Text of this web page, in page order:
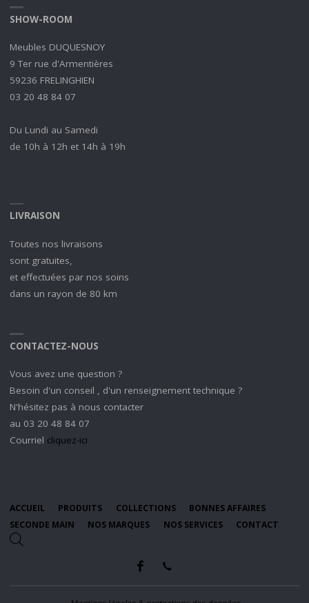
SHOW-ROOM
Meubles DUQUESNOY
9 Ter rue d'Armentières
59236 FRELINGHIEN
03 20 48 84 07
Du Lundi au Samedi
de 10h à 12h et 14h à 19h
LIVRAISON
Toutes nos livraisons
sont gratuites,
et effectuées par nos soins
dans un rayon de 80 km
CONTACTEZ-NOUS
Vous avez une question ?
Besoin d'un conseil , d'un renseignement technique ?
N'hésitez pas à nous contacter
au 03 20 48 84 07
Courriel cliquez-ici
ACCUEIL PRODUITS COLLECTIONS
BONNES AFFAIRES
SECONDE MAIN
NOS MARQUES NOS SERVICES CONTACT